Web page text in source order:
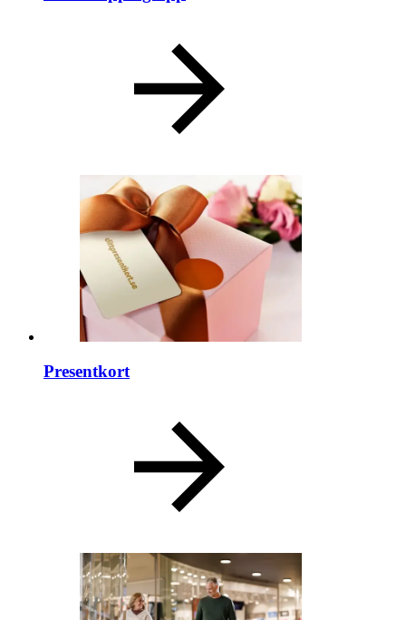
Presentkort